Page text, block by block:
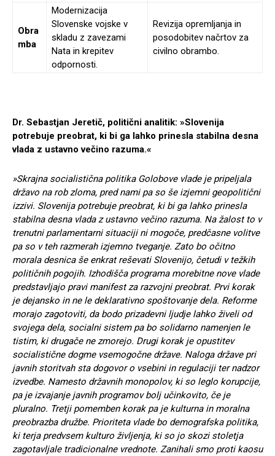
Obra
mba
Modernizacija
Slovenske vojske v
skladu z zavezami
Nata in krepitev
odpornosti.
Revizija opremljanja in
posodobitev načrtov za
civilno obrambo.
Dr. Sebastjan Jeretič, politični analitik: »Slovenija
potrebuje preobrat, ki bi ga lahko prinesla stabilna desna
vlada z ustavno večino razuma.«
»Skrajna socialistična politika Golobove vlade je pripeljala
državo na rob zloma, pred nami pa so še izjemni geopolitični
izzivi. Slovenija potrebuje preobrat, ki bi ga lahko prinesla
stabilna desna vlada z ustavno večino razuma. Na žalost to v
trenutni parlamentarni situaciji ni mogoče, predčasne volitve
pa so v teh razmerah izjemno tveganje. Zato bo očitno
morala desnica še enkrat reševati Slovenijo, četudi v težkih
političnih pogojih. Izhodišča programa morebitne nove vlade
predstavljajo pravi manifest za razvojni preobrat. Prvi korak
je dejansko in ne le deklarativno spoštovanje dela. Reforme
morajo zagotoviti, da bodo prizadevni ljudje lahko živeli od
svojega dela, socialni sistem pa bo solidarno namenjen le
tistim, ki drugače ne zmorejo. Drugi korak je opustitev
socialistične dogme vsemogočne države. Naloga države pri
javnih storitvah sta dogovor o vsebini in regulaciji ter nadzor
izvedbe. Namesto državnih monopolov, ki so leglo korupcije,
pa je izvajanje javnih programov bolj učinkovito, če je
pluralno. Tretji pomemben korak pa je kulturna in moralna
preobrazba družbe. Prioriteta vlade bo demografska politika,
ki terja predvsem kulturo življenja, ki so jo skozi stoletja
zagotavljale tradicionalne vrednote. Zanihali smo proti kaosu